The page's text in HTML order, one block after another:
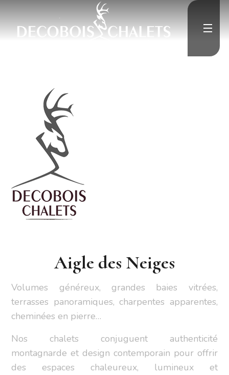
Rénovation
Médias
">
Contact
Aigle des Neiges
Volumes généreux, grandes baies vitrées,
terrasses panoramiques, charpentes apparentes,
cheminées en pierre…
Nos chalets conjuguent authenticité
montagnarde et design contemporain pour offrir
des espaces chaleureux, lumineux et